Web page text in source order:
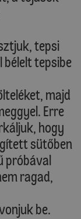
tepsi
tepsibe
majd
Erre
hogy
sütőben
próbával
ragad,
be.